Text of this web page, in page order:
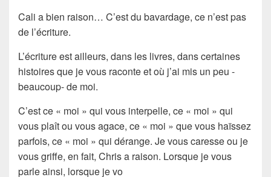
Cali a bien raison… C’est du bavardage, ce n’est pas
de l’écriture.
L’écriture est ailleurs, dans les livres, dans certaines
histoires que je vous raconte et où j’ai mis un peu -
beaucoup- de moi.
C’est ce « moi » qui vous interpelle, ce « moi » qui
vous plaît ou vous agace, ce « moi » que vous haïssez
parfois, ce « moi » qui dérange. Je vous caresse ou je
vous griffe, en fait, Chris a raison. Lorsque je vous
parle ainsi, lorsque je vo